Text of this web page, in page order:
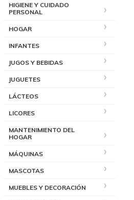
HIGIENE Y CUIDADO
PERSONAL
HOGAR
INFANTES
JUGOS Y BEBIDAS
JUGUETES
LÁCTEOS
LICORES
MANTENIMIENTO DEL
HOGAR
MÁQUINAS
MASCOTAS
MUEBLES Y DECORACIÓN